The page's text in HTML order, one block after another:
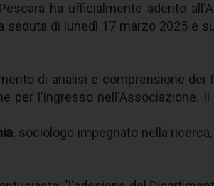
ha ufficialmente aderito
seduta di lunedì 17 marzo 2025 e
di analisi e comprensione dei
per l'ingresso nell'Associazione. Il
, sociologo impegnato nella